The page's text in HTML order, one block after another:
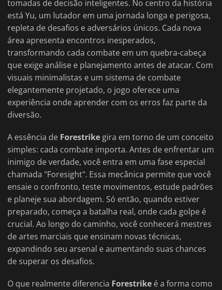
tomadas de decisão inteligentes. No centro da história
está Yu, um lutador em uma jornada longa e perigosa,
repleta de desafios e adversários únicos. Cada nova
área apresenta encontros inesperados,
transformando cada combate em um quebra-cabeça
que exige análise e planejamento antes de atacar. Com
visuais minimalistas e um sistema de combate
elegantemente projetado, o jogo oferece uma
experiência onde aprender com os erros faz parte da
diversão.
A essência de Forestrike gira em torno de um conceito
simples: cada combate importa. Antes de enfrentar um
inimigo de verdade, você entra em uma fase especial
chamada "Foresight". Essa mecânica permite que você
ensaie o confronto, teste movimentos, estude padrões
e planeje sua abordagem. Só então, quando estiver
preparado, começa a batalha real, onde cada golpe é
crucial. Ao longo do caminho, você conhecerá mestres
de artes marciais que ensinam novas técnicas,
expandindo seu arsenal e aumentando suas chances
de superar os desafios.
O que realmente diferencia Forestrike é a forma como